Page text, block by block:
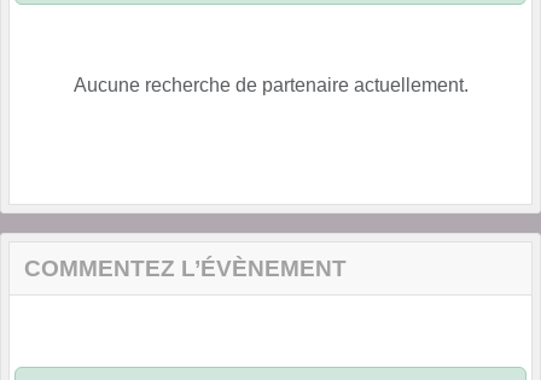
Aucune recherche de partenaire actuellement.
COMMENTEZ L’ÉVÈNEMENT